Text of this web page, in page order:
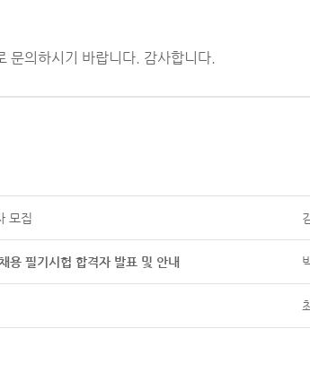
의하시기 바랍니다. 감사합니다.
모집
용 필기시헙 합격자 발표 및 안내